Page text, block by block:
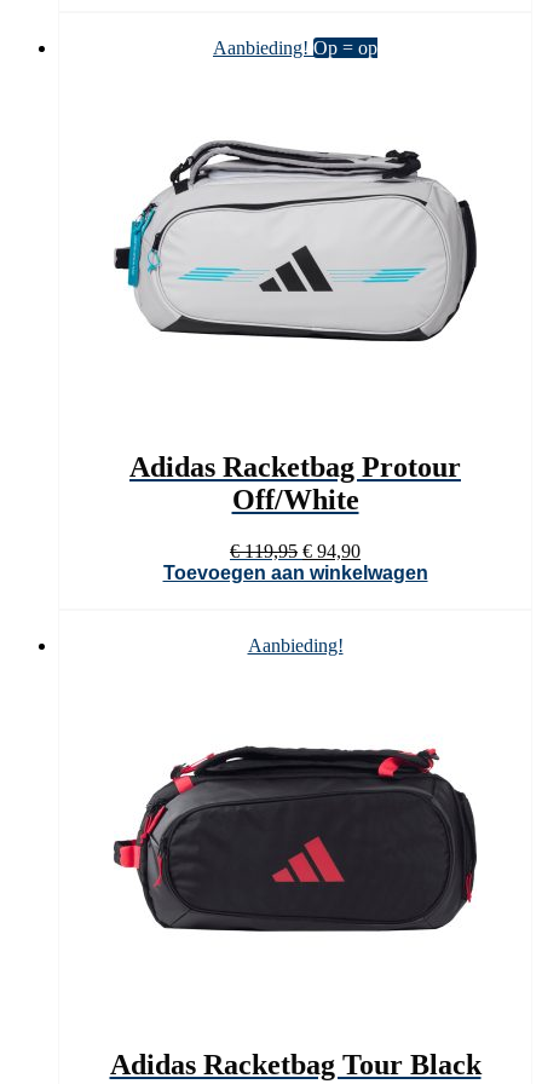
Aanbieding! Op = op
Adidas Racketbag Protour
Off/White
€119,95 Oorspronkelijke
prijs
€ 94,90Huidige
prijs
Toevoegen aan winkelwagen
Aanbieding!
Adidas Racketbag Tour Black